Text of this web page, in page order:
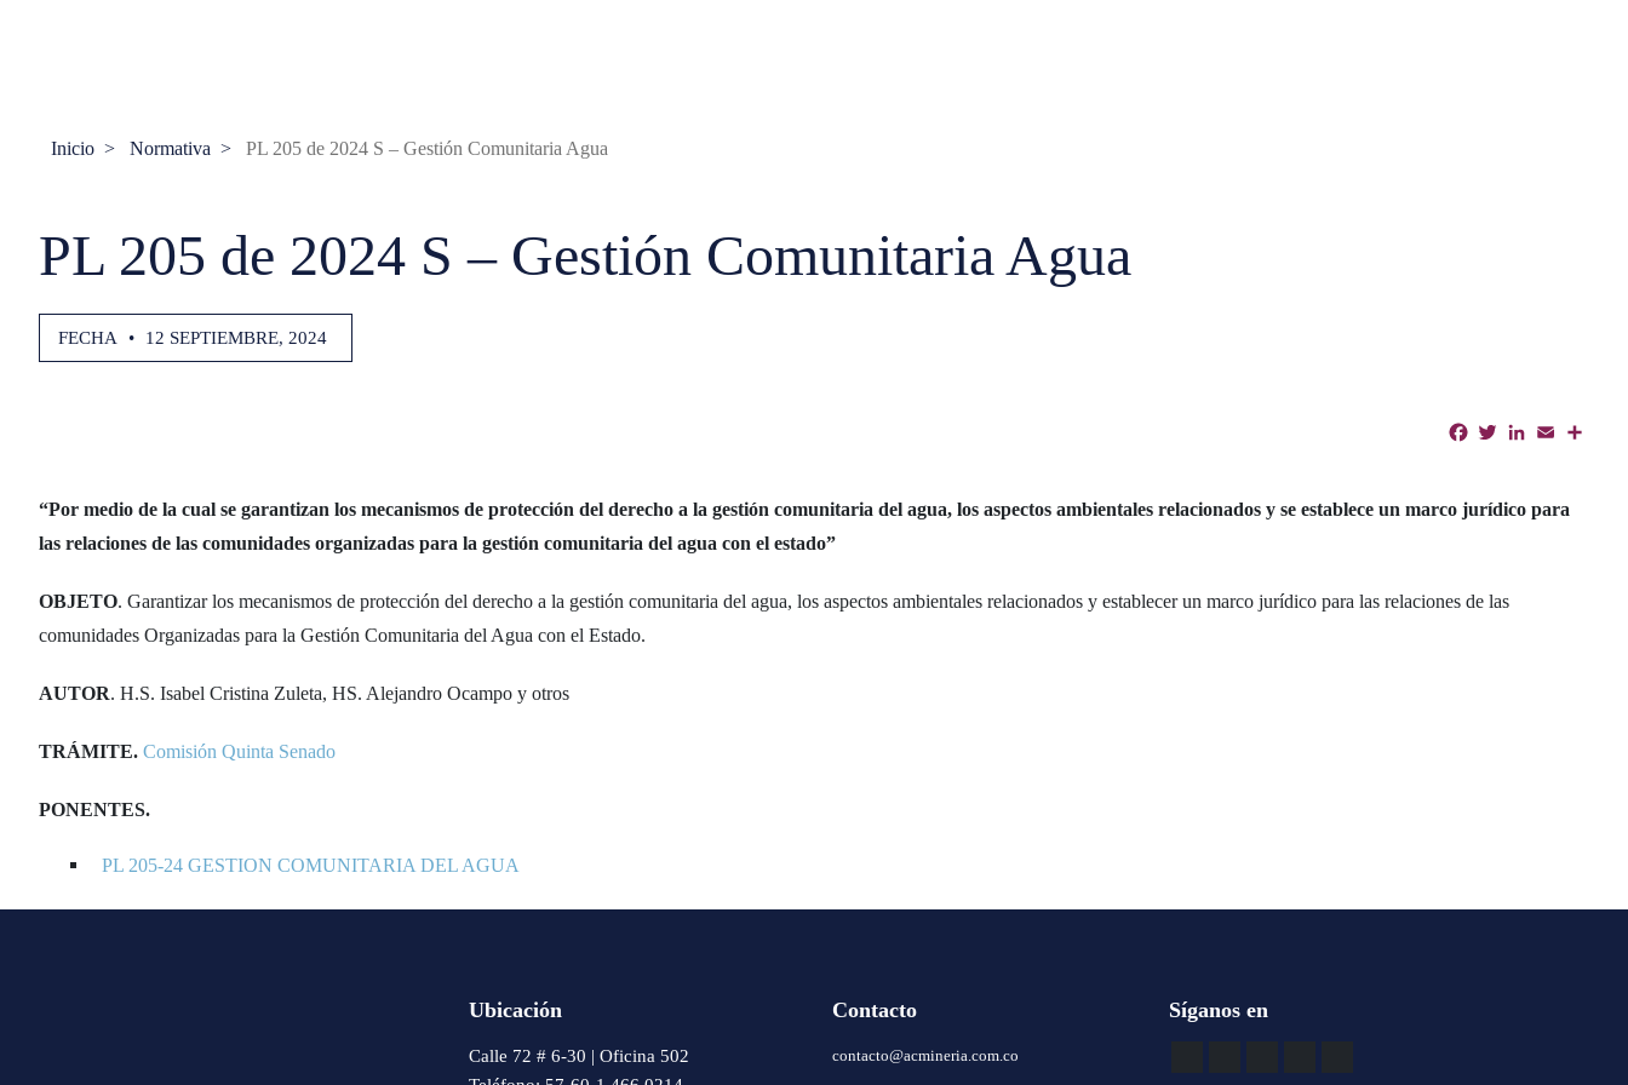
Inicio Normativa PL 205 de 2024 S – Gestión Comunitaria Agua
PL 205 de 2024 S – Gestión Comunitaria Agua
FECHA • 12 SEPTIEMBRE, 2024
Facebook
TwitterLinkedIn
Email
“Por medio de la cual se garantizan los mecanismos de protección del derecho a la gestión comunitaria del agua, los aspectos ambientales relacionados y se establece un marco jurídico para
las relaciones de las comunidades organizadas para la gestión comunitaria del agua con el estado”
OBJETO. Garantizar los mecanismos de protección del derecho a la gestión comunitaria del agua, los aspectos ambientales relacionados y establecer un marco jurídico para las relaciones de las
comunidades Organizadas para la Gestión Comunitaria del Agua con el Estado.
AUTOR. H.S. Isabel Cristina Zuleta, HS. Alejandro Ocampo y otros
TRÁMITE. Comisión Quinta Senado
PONENTES.
PL 205-24 GESTION COMUNITARIA DEL AGUA
Ubicación
Calle 72 # 6-30 | Oficina 502
Contacto
contacto@acmineria.com.co
Síganos en